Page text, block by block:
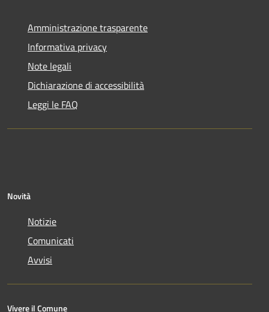
Amministrazione trasparente
Informativa privacy
Note legali
Dichiarazione di accessibilità
Leggi le FAQ
Novità
Notizie
Comunicati
Avvisi
Vivere il Comune